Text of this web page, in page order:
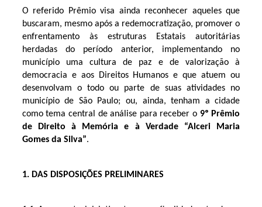
O referido Prêmio visa ainda reconhecer aqueles que
buscaram, mesmo após a redemocratização, promover o
enfrentamento às estruturas Estatais autoritárias
herdadas do período anterior, implementando no
município uma cultura de paz e de valorização à
democracia e aos Direitos Humanos e que atuem ou
desenvolvam o todo ou parte de suas atividades no
município de São Paulo; ou, ainda, tenham a cidade
como tema central de análise para receber o 9º Prêmio
de Direito à Memória e à Verdade “Alceri Maria
Gomes da Silva”.
1. DAS DISPOSIÇÕES PRELIMINARES